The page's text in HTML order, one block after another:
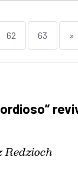
62 63 »
Redzioch